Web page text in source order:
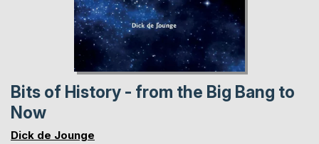
Bits of History - from the Big Bang to
Now
Dick de Jounge